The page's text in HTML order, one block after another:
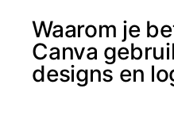
Waarom je
Canva
designs en